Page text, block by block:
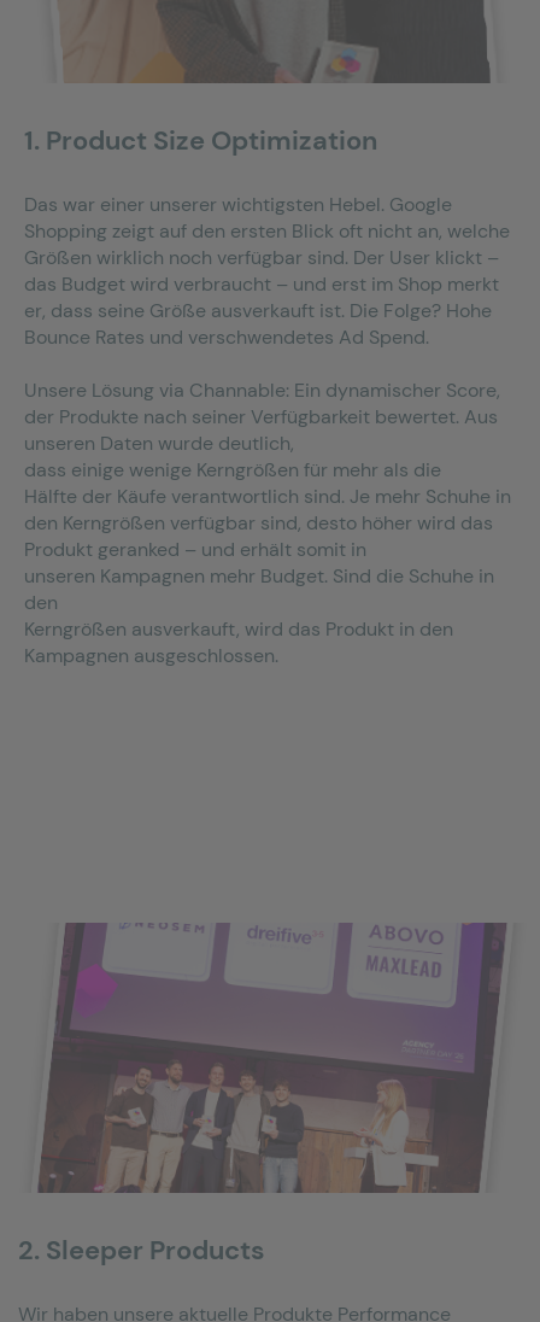
1. Product Size Optimization
Das war einer unserer wichtigsten Hebel. Google
Shopping zeigt auf den ersten Blick oft nicht an, welche
Größen wirklich noch verfügbar sind. Der User klickt –
das Budget wird verbraucht – und erst im Shop merkt
er, dass seine Größe ausverkauft ist. Die Folge? Hohe
Bounce Rates und verschwendetes Ad Spend.
Unsere Lösung via Channable: Ein dynamischer Score,
der Produkte nach seiner Verfügbarkeit bewertet. Aus
unseren Daten wurde deutlich,
dass einige wenige Kerngrößen für mehr als die
Hälfte der Käufe verantwortlich sind. Je mehr Schuhe in
den Kerngrößen verfügbar sind, desto höher wird das
Produkt geranked – und erhält somit in
unseren Kampagnen mehr Budget. Sind die Schuhe in
den
Kerngrößen ausverkauft, wird das Produkt in den
Kampagnen ausgeschlossen.
2. Sleeper Products
Wir haben unsere aktuelle Produkte Performance